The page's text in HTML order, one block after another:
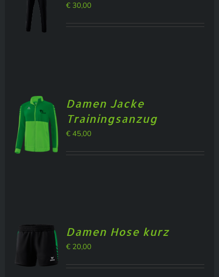
BILDERGALERIE
€30,00
Damen Jacke
Trainingsanzug
€45,00
Damen Hose kurz
€20,00